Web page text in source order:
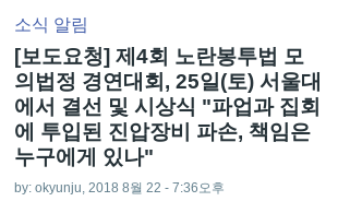
소식 알림
[보도요청] 제4회 노란봉투법 모
의법정 경연대회, 25일(토) 서울대
에서 결선 및 시상식 "파업과 집회
에 투입된 진압장비 파손, 책임은
누구에게 있나"
by: okyunju, 2018 8월 22 - 7:36오후